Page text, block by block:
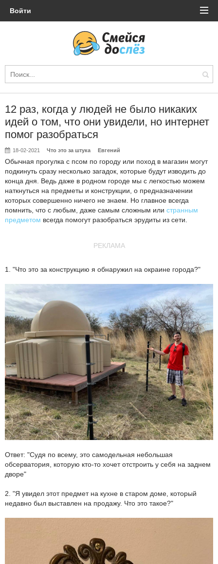
Войти
12 раз, когда у людей не было никаких
идей о том, что они увидели, но интернет
помог разобраться
18-02-2021 Что это за штука Евгений
Обычная прогулка с псом по городу или поход в магазин могут
подкинуть сразу несколько загадок, которые будут изводить до
конца дня. Ведь даже в родном городе мы с легкостью можем
наткнуться на предметы и конструкции, о предназначении
которых совершенно ничего не знаем. Но главное всегда
помнить, что с любым, даже самым сложным или странным
предметом всегда помогут разобраться эрудиты из сети.
РЕКЛАМА
1. "Что это за конструкцию я обнаружил на окраине города?"
Ответ: "Судя по всему, это самодельная небольшая
обсерватория, которую кто-то хочет отстроить у себя на заднем
дворе"
2. "Я увидел этот предмет на кухне в старом доме, который
недавно был выставлен на продажу. Что это такое?"